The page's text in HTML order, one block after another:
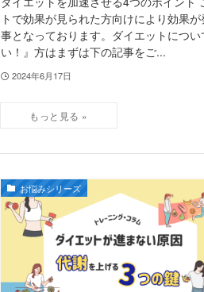
トで効果が見られた方向けにより効果
事となっております。ダイエットにつ
い！』方はまずは下の記事をご...
2024年6月17日
お悩みシリーズ